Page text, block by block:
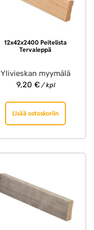
12x42x2400 Peitelista
Tervaleppä
Ylivieskan myymälä
9,20 €/ kpl
Lisää ostoskoriin